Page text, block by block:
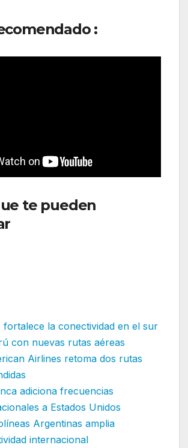
:
te pueden
fortalece la conectividad en el sur
con nuevas rutas aéreas
Airlines retoma dos rutas
adiciona frecuencias
a Estados Unidos
Argentinas amplia
internacional